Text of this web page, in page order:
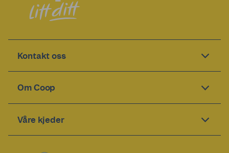
Kontakt oss
Om Coop
Våre kjeder